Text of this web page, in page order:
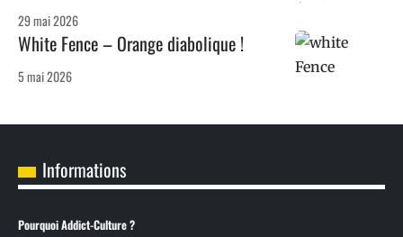
29 mai 2026
White Fence – Orange diabolique !
5 mai 2026
Informations
Pourquoi Addict-Culture ?